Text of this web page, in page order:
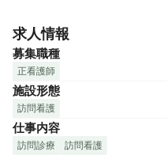
住み慣れた場所で過ごした
い療養生活の実現に向けてサ
◆在宅医療について
在宅診療は、通院が困難な
の要望に応じ、定期的に医
療を行います。
当クリニックは、24時間体
り添ったご支援をさせていた
求人情報
募集職種
正看護師
施設形態
訪問看護
仕事内容
訪問診療 訪問看護